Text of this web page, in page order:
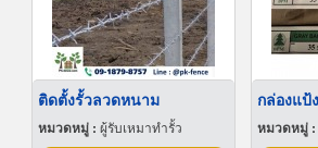
ติดตั้งรั้วลวดหนาม
หมวดหมู่ : ผู้รับเหมาทำรั้ว หมวดหมู่ :